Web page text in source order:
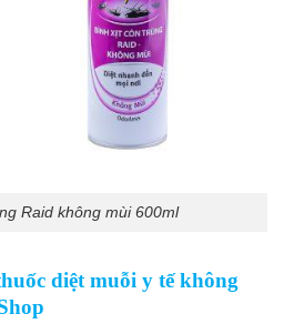
Raid không mùi 600ml
diệt muỗi y tế không